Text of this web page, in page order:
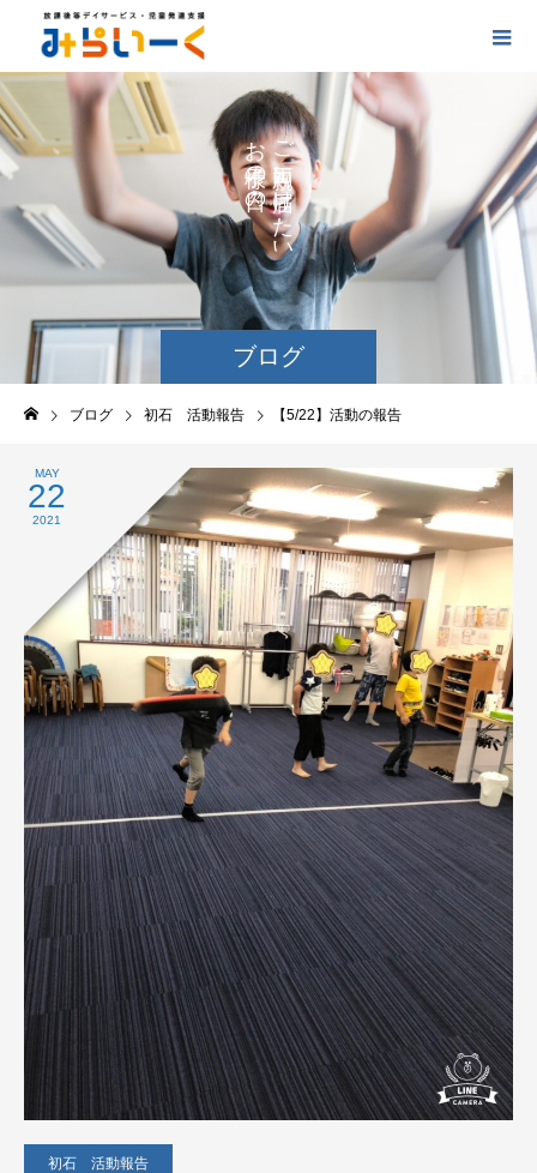
ブログ
ご
に
け
た
い
お
の
の
ブログ 初石 活動報告 【5/22】活動の報告
MAY
22
2021
初石 活動報告